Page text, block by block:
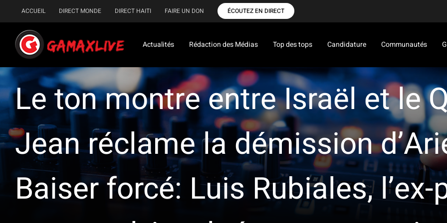
Passer
au
contenu
ACCUEIL DIRECT MONDE DIRECT HAITI FAIRE UN DON ÉCOUTEZ EN DIRECT
Actualités Rédaction des Médias Top des tops Candidature Communautés
Le ton montre entre Israël et le
Jean réclame la démission
Baiser forcé: Luis Rubiales,